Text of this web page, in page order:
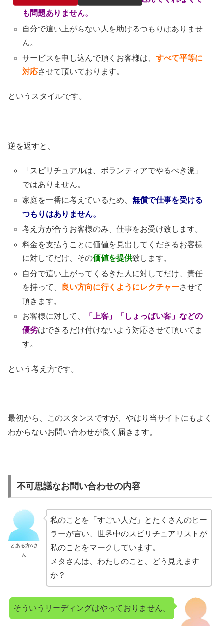
も問題ありません。
自分で這い上がらない人 を助けるつもりはありませ
ん。
サービスを申し込んで頂くお客様は、すべて平等に
対応させて頂いております。
というスタイルです。
逆を返すと、
「スピリチュアルは、ボランティアでやるべき派」
ではありません。
家庭を一番に考えているため、無償で仕事を受ける
つもりはありません。
考え方が合うお客様のみ、仕事をお受け致します。
料金を支払うことに価値を見出してくださるお客様
に対してだけ、その価値を提供致します。
自分で這い上がってくるきた人 に対してだけ、責任
を持って、
良い方向に行くようにレクチャーさせて
頂きます。
お客様に対して、
「上客」「しょっぱい客」などの
優劣はできるだけ付けないよう対応させて頂いてま
す。
という考え方です。
最初から、このスタンスですが、やはり当サイトにもよく
わからないお問い合わせが良く届きます。
不可思議なお問い合わせの内容
とある方Aさ
ん
私のことを「すごい人だ」とたくさんのヒー
ラーが言い、世界中のスピリチュアリストが
私のことをマークしています。
メタさんは、わたしのこと、どう見えます
か？
そういうリーディングはやっておりません。